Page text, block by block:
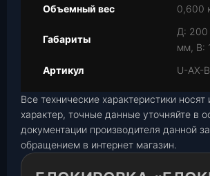
Объемный вес 0,600
Габариты
Д:
мм, В:
Артикул
U-AX-
Все технические характеристики
характер, точные данные уточняйте в
документации производителя данной
обращением в интернет магазин.